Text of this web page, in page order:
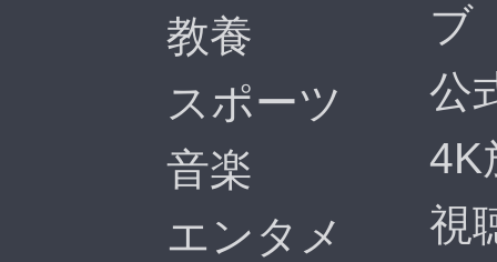
教養
スポーツ
音楽
エンタメ
ブ
公
4K
視